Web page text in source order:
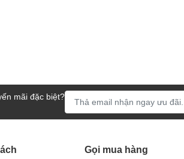
mãi đặc biệt?
Gọi mua hàng